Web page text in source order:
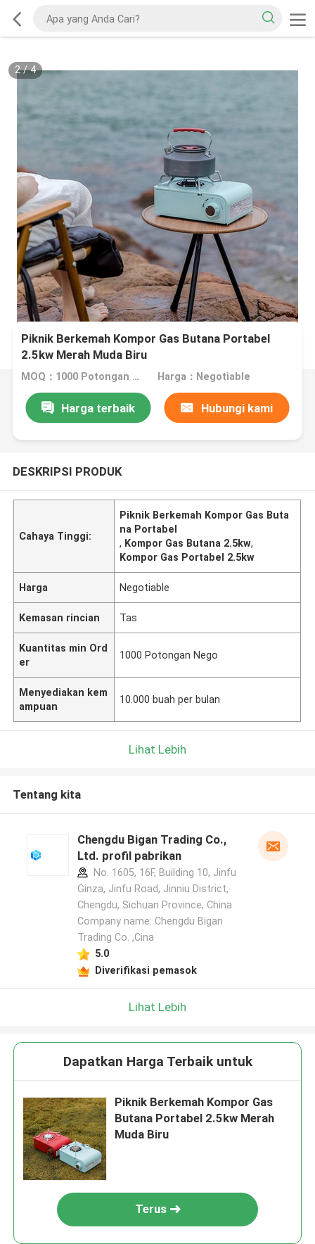
2/4
Piknik Berkemah Kompor Gas Butana Portabel
2.5kw Merah Muda Biru
MOQ：1000 Potongan Nego Harga：Negotiable
Harga terbaik Hubungi kami
DESKRIPSI PRODUK
Cahaya Tinggi:
Piknik Berkemah Kompor Gas Buta
na Portabel
, Kompor Gas Butana 2.5kw,
Kompor Gas Portabel 2.5kw
Harga Negotiable
Kemasan rincian Tas
Kuantitas min Ord
er
1000 Potongan Nego
Menyediakan kem
ampuan
10.000 buah per bulan
Lihat Lebih
Tentang kita
Chengdu Bigan Trading Co.,
Ltd. profil pabrikan
No. 1605, 16F, Building 10, Jinfu
Ginza, Jinfu Road, Jinniu District,
Chengdu, Sichuan Province, China
Company name: Chengdu Bigan
Trading Co. ,Cina
5.0
Diverifikasi pemasok
Lihat Lebih
Dapatkan Harga Terbaik untuk
Piknik Berkemah Kompor Gas
Butana Portabel 2.5kw Merah
Muda Biru
Terus